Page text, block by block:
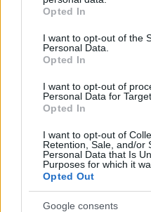
grant or deny consent to
use your data for below
consent section.
Opted In
I want to opt-out of the
Personal Data.
Opted In
I want to opt-out of
Personal Data for
Opted In
I want to opt-out of
Retention, Sale, and/or
Personal Data that Is
Purposes for which it
Opted Out
Google consents
A kecskeméti
dolgozói azt